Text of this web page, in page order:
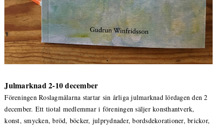
Julmarknad 2-10 december
Föreningen Roslagmålarna startar sin årliga julmarknad lördagen den 2
december. Ett tiotal medlemmar i föreningen säljer konsthantverk,
konst, smycken, bröd, böcker, julprydnader, bordsdekorationer, brickor,